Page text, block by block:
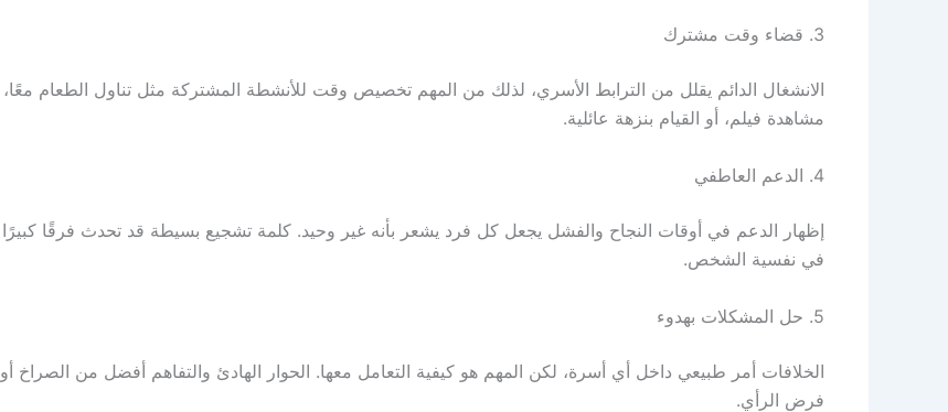
3. قضاء وقت مشترك
الانشغال الدائم يقلل من الترابط الأسري، لذلك من المهم تخصيص وقت للأنشطة المشتركة مثل تناول الطعام معًا،
مشاهدة فيلم، أو القيام بنزهة عائلية.
4. الدعم العاطفي
إظهار الدعم في أوقات النجاح والفشل يجعل كل فرد يشعر بأنه غير وحيد. كلمة تشجيع بسيطة قد تحدث فرقًا كبيرًا
في نفسية الشخص.
5. حل المشكلات بهدوء
الخلافات أمر طبيعي داخل أي أسرة، لكن المهم هو كيفية التعامل معها. الحوار الهادئ والتفاهم أفضل من الصراخ أو
فرض الرأي.